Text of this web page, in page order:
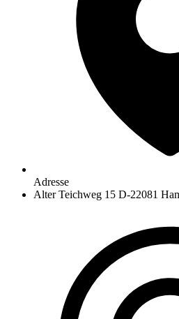
Adresse
Alter Teichweg 15 D-22081